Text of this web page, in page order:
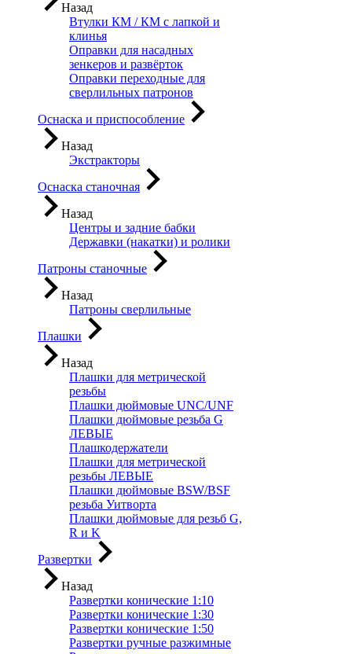
Назад
Втулки КМ / КМ с лапкой и
клинья
Оправки для насадных
зенкеров и развёрток
Оправки переходные для
сверлильных патронов
Оснаска и приспособление
Назад
Экстракторы
Оснаска станочная
Назад
Центры и задние бабки
Державки (накатки) и ролики
Патроны станочные
Назад
Патроны сверлильные
Плашки
Назад
Плашки для метрической
резьбы
Плашки дюймовые UNC/UNF
Плашки дюймовые резьба G
ЛЕВЫЕ
Плашкодержатели
Плашки для метрической
резьбы ЛЕВЫЕ
Плашки дюймовые BSW/BSF
резьба Уитворта
Плашки дюймовые для резьб G,
R и K
Развертки
Назад
Развертки конические 1:10
Развертки конические 1:30
Развертки конические 1:50
Развертки ручные разжимные